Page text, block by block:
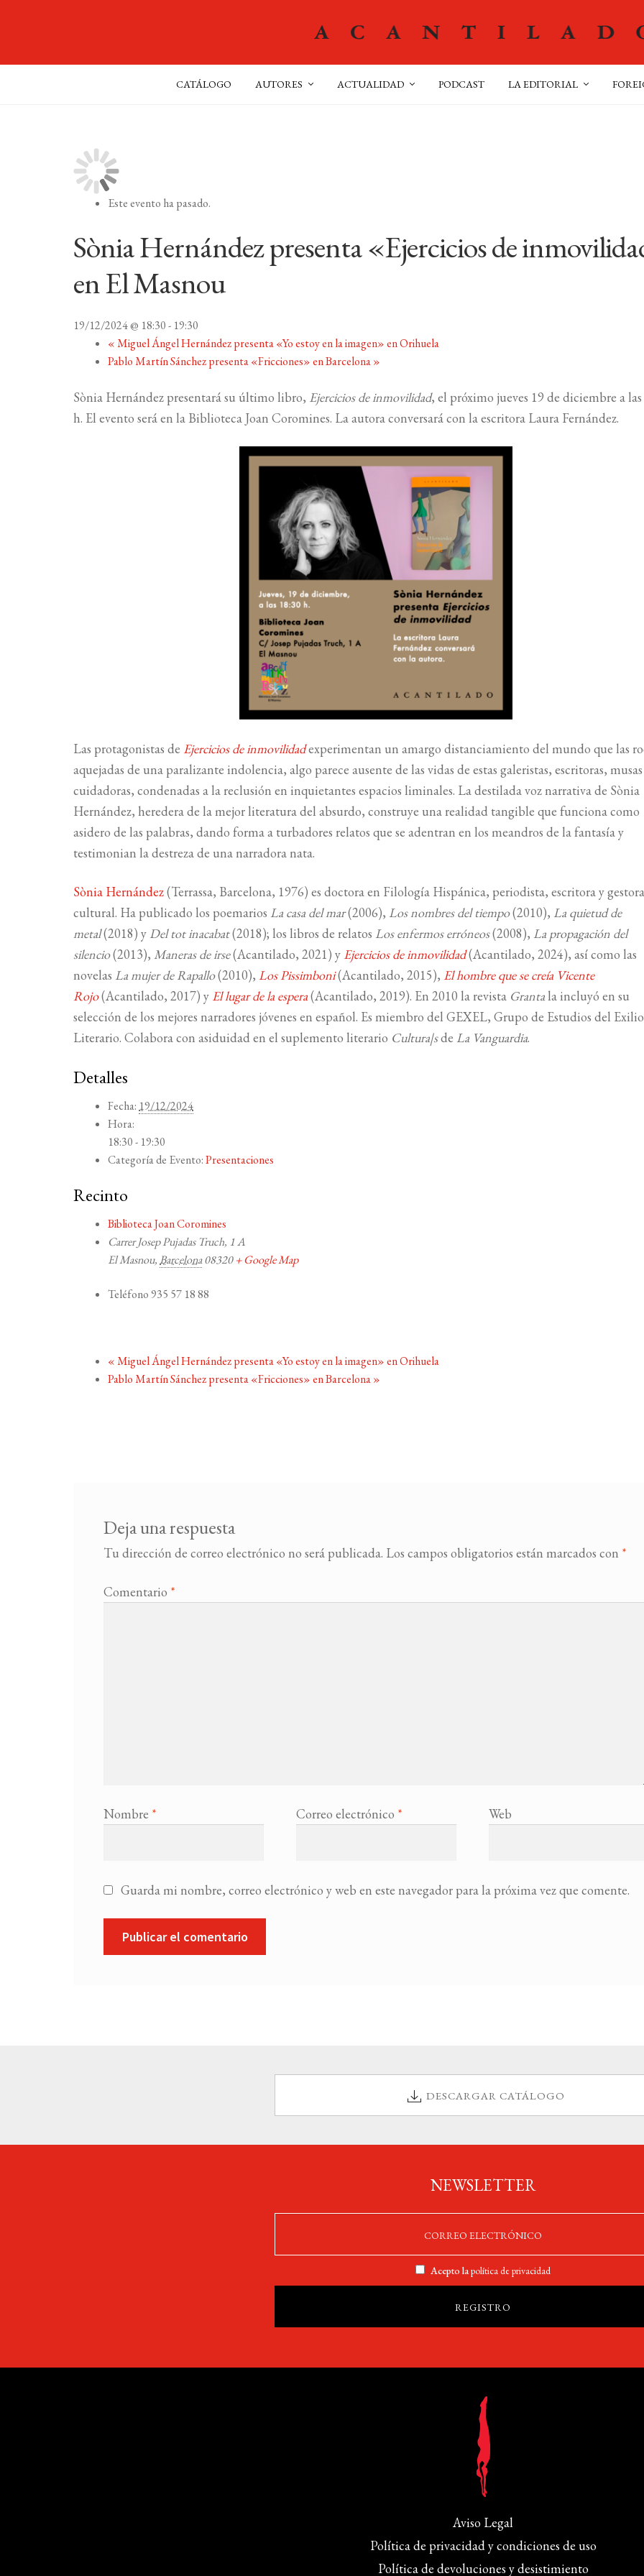
CATÁLOGO AUTORES ACTUALIDAD PODCAST LA EDITORIAL
Este evento ha pasado.
Sònia Hernández presenta «Ejercicios de
en El Masnou
19/12/2024 @ 18:30- 19:30
«Miguel Ángel Hernández presenta «Yo estoy en la imagen» en Orihuela
Pablo Martín Sánchez presenta «Fricciones» en Barcelona»
Sònia Hernández presentará su último libro, Ejercicios de inmovilidad, el próximo jueves 19 de diciembre a
h. El evento será en la Biblioteca Joan Coromines. La autora conversará con la escritora Laura Fernández.
Las protagonistas de Ejercicios de inmovilidadexperimentan un amargo distanciamiento del mundo que las
aquejadas de una paralizante indolencia, algo parece ausente de las vidas de estas galeristas, escritoras,
cuidadoras, condenadas a la reclusión en inquietantes espacios liminales. La destilada voz narrativa de Sònia
Hernández, heredera de la mejor literatura del absurdo, construye una realidad tangible que funciona como
asidero de las palabras, dando forma a turbadores relatos que se adentran en los meandros de la fantasía y
testimonian la destreza de una narradora nata.
Sònia Hernández(Terrassa, Barcelona, 1976) es doctora en Filología Hispánica, periodista, escritora y gestora
cultural. Ha publicado los poemarios La casa del mar(2006), Los nombres del tiempo(2010), La quietud de
metal(2018) y Del tot inacabat(2018); los libros de relatos Los enfermos erróneos(2008), La propagación del
silencio(2013),Maneras de irse(Acantilado, 2021) y Ejercicios de inmovilidad(Acantilado, 2024), así como las
novelas La mujer de Rapallo(2010),Los Pissimboni(Acantilado, 2015), El hombre que se creía Vicente
Rojo(Acantilado, 2017) y El lugar de la espera(Acantilado, 2019). En 2010 la revista Grantala incluyó en su
selección de los mejores narradores jóvenes en español. Es miembro del GEXEL, Grupo de Estudios del Exilio
Literario. Colabora con asiduidad en el suplemento literario Cultura|sde La Vanguardia.
Detalles
Fecha: 19/12/2024
Hora:
18:30 - 19:30
Categoría de Evento: Presentaciones
Recinto
Biblioteca Joan Coromines
Carrer Josep Pujadas Truch, 1 A
El Masnou, Barcelona08320 + Google Map
Teléfono 935 57 18 88
«Miguel Ángel Hernández presenta «Yo estoy en la imagen» en Orihuela
Pablo Martín Sánchez presenta «Fricciones» en Barcelona»
Deja una respuesta
Tu dirección de correo electrónico no será publicada. Los campos obligatorios están marcados con *
Comentario *
Nombre * Correo electrónico * Web
Guarda mi nombre, correo electrónico y web en este navegador para la próxima vez que comente.
DESCARGAR CATÁLOGO
NEWSLETTER
Acepto lapolítica de privacidad
Aviso Legal
Política de privacidad y condiciones de uso
Política de devoluciones y desistimiento